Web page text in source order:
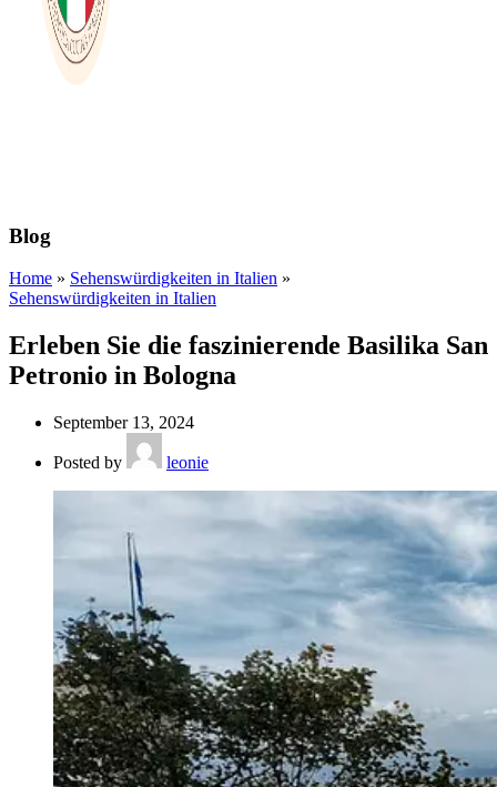
Blog
Home » Sehenswürdigkeiten in Italien »
Sehenswürdigkeiten in Italien
Erleben Sie die faszinierende Basilika San
Petronio in Bologna
September 13, 2024
Posted by leonie